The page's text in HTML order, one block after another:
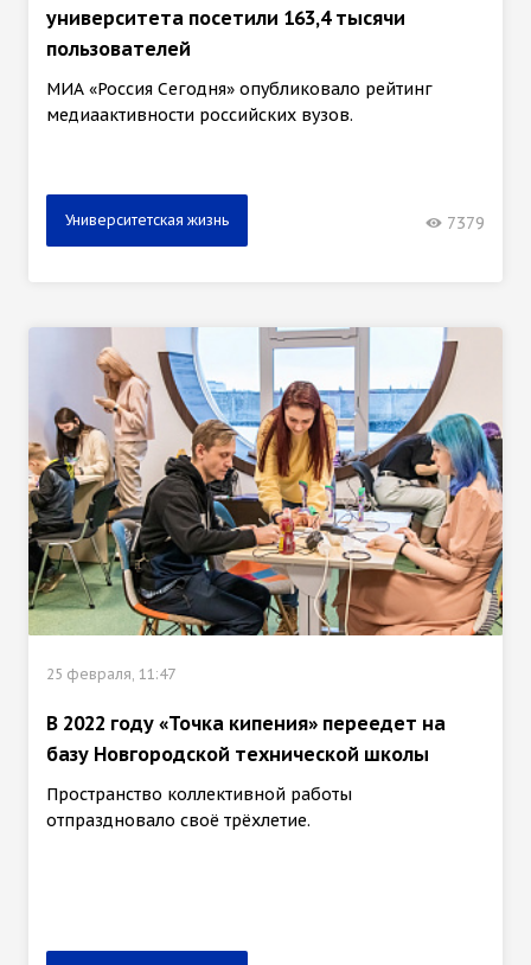
университета посетили 163,4 тысячи
пользователей
МИА «Россия Сегодня» опубликовало рейтинг
медиаактивности российских вузов.
Университетская жизнь 7379
25 февраля, 11:47
В 2022 году «Точка кипения» переедет на
базу Новгородской технической школы
Пространство коллективной работы
отпраздновало своё трёхлетие.